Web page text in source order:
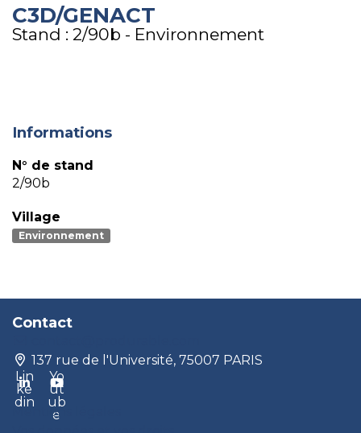
C3D/GENACT
Stand : 2/90b - Environnement
Informations
N° de stand
2/90b
Village
Environnement
Contact
137 rue de l'Université, 75007 PARIS
Lin
ke
din
Yo
ut
ub
e
Mentions légales